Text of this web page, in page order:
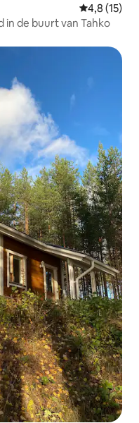
4,8 (15)
in de buurt van Tahko